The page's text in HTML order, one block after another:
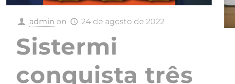
admin on 24 de agosto de 2022
Sistermi
conquista três